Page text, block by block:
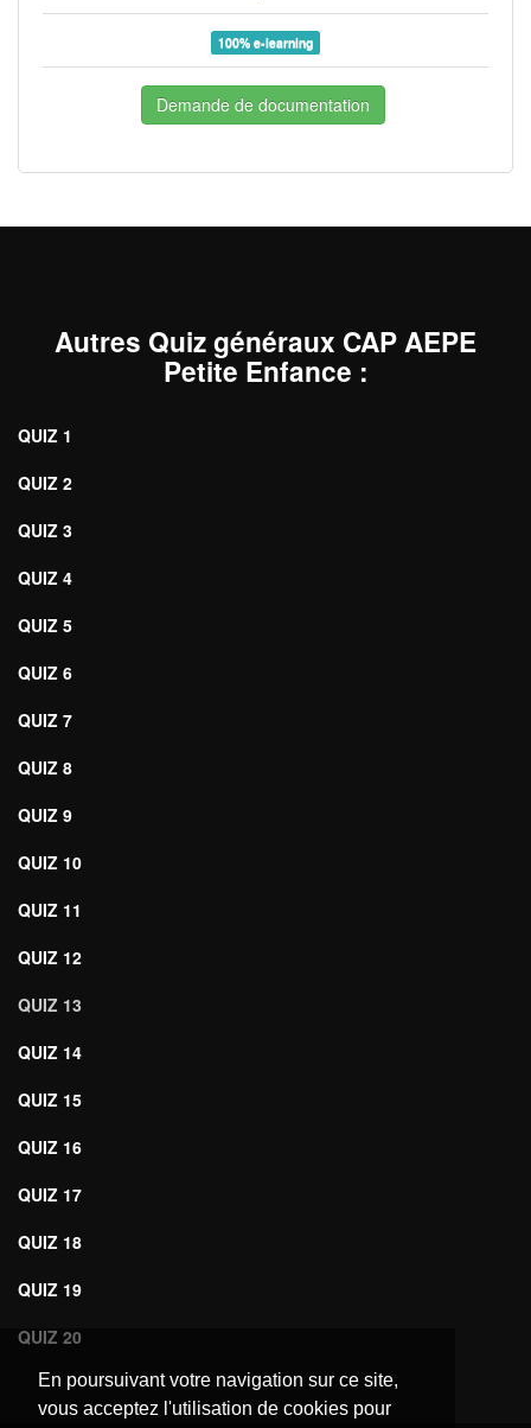
En poursuivant votre navigation sur ce site,
vous acceptez l'utilisation de cookies pour
100% e-learning
Demande de documentation
Autres Quiz généraux CAP AEPE
Petite Enfance :
QUIZ 1
QUIZ 2
QUIZ 3
QUIZ 4
QUIZ 5
QUIZ 6
QUIZ 7
QUIZ 8
QUIZ 9
QUIZ 10
QUIZ 11
QUIZ 12
QUIZ 13
QUIZ 14
QUIZ 15
QUIZ 16
QUIZ 17
QUIZ 18
QUIZ 19
QUIZ 20